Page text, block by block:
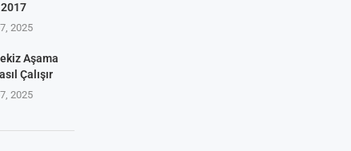
2025
Aşama
Çalışır
2025